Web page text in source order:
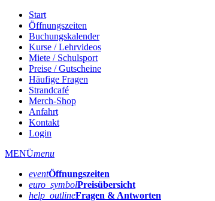
Start
Öffnungszeiten
Buchungskalender
Kurse / Lehrvideos
Miete / Schulsport
Preise / Gutscheine
Häufige Fragen
Strandcafé
Merch-Shop
Anfahrt
Kontakt
Login
MENÜmenu
eventÖffnungs­zeiten
euro_symbolPreis­übersicht
help_outlineFragen & Antworten